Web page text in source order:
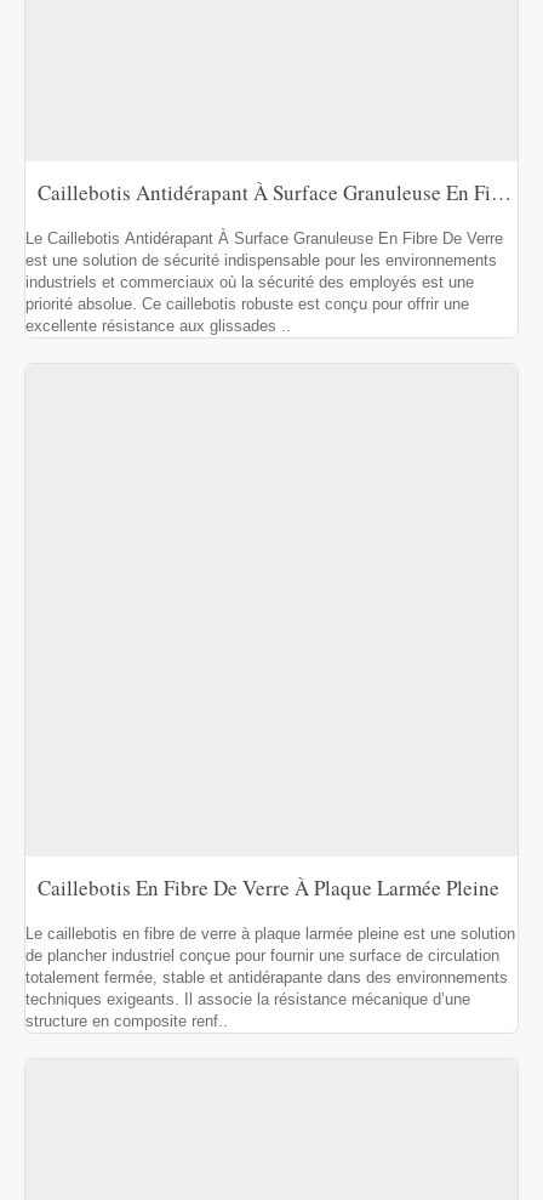
Caillebotis Antidérapant À Surface Granuleuse En Fibre De Verre
Le Caillebotis Antidérapant À Surface Granuleuse En Fibre De Verre
est une solution de sécurité indispensable pour les environnements
industriels et commerciaux où la sécurité des employés est une
priorité absolue. Ce caillebotis robuste est conçu pour offrir une
excellente résistance aux glissades ..
Caillebotis En Fibre De Verre À Plaque Larmée Pleine
Le caillebotis en fibre de verre à plaque larmée pleine est une solution
de plancher industriel conçue pour fournir une surface de circulation
totalement fermée, stable et antidérapante dans des environnements
techniques exigeants. Il associe la résistance mécanique d’une
structure en composite renf..